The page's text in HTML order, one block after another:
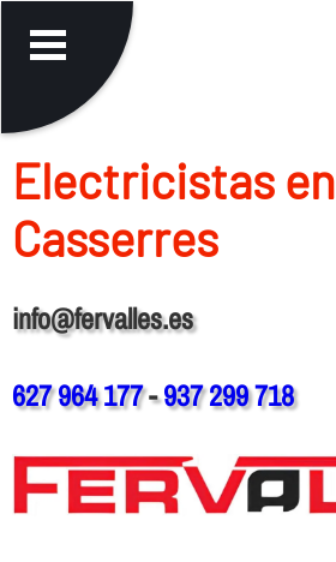
Electricistas en
Casserres
info@fervalles.es
627 964 177-937 299 718